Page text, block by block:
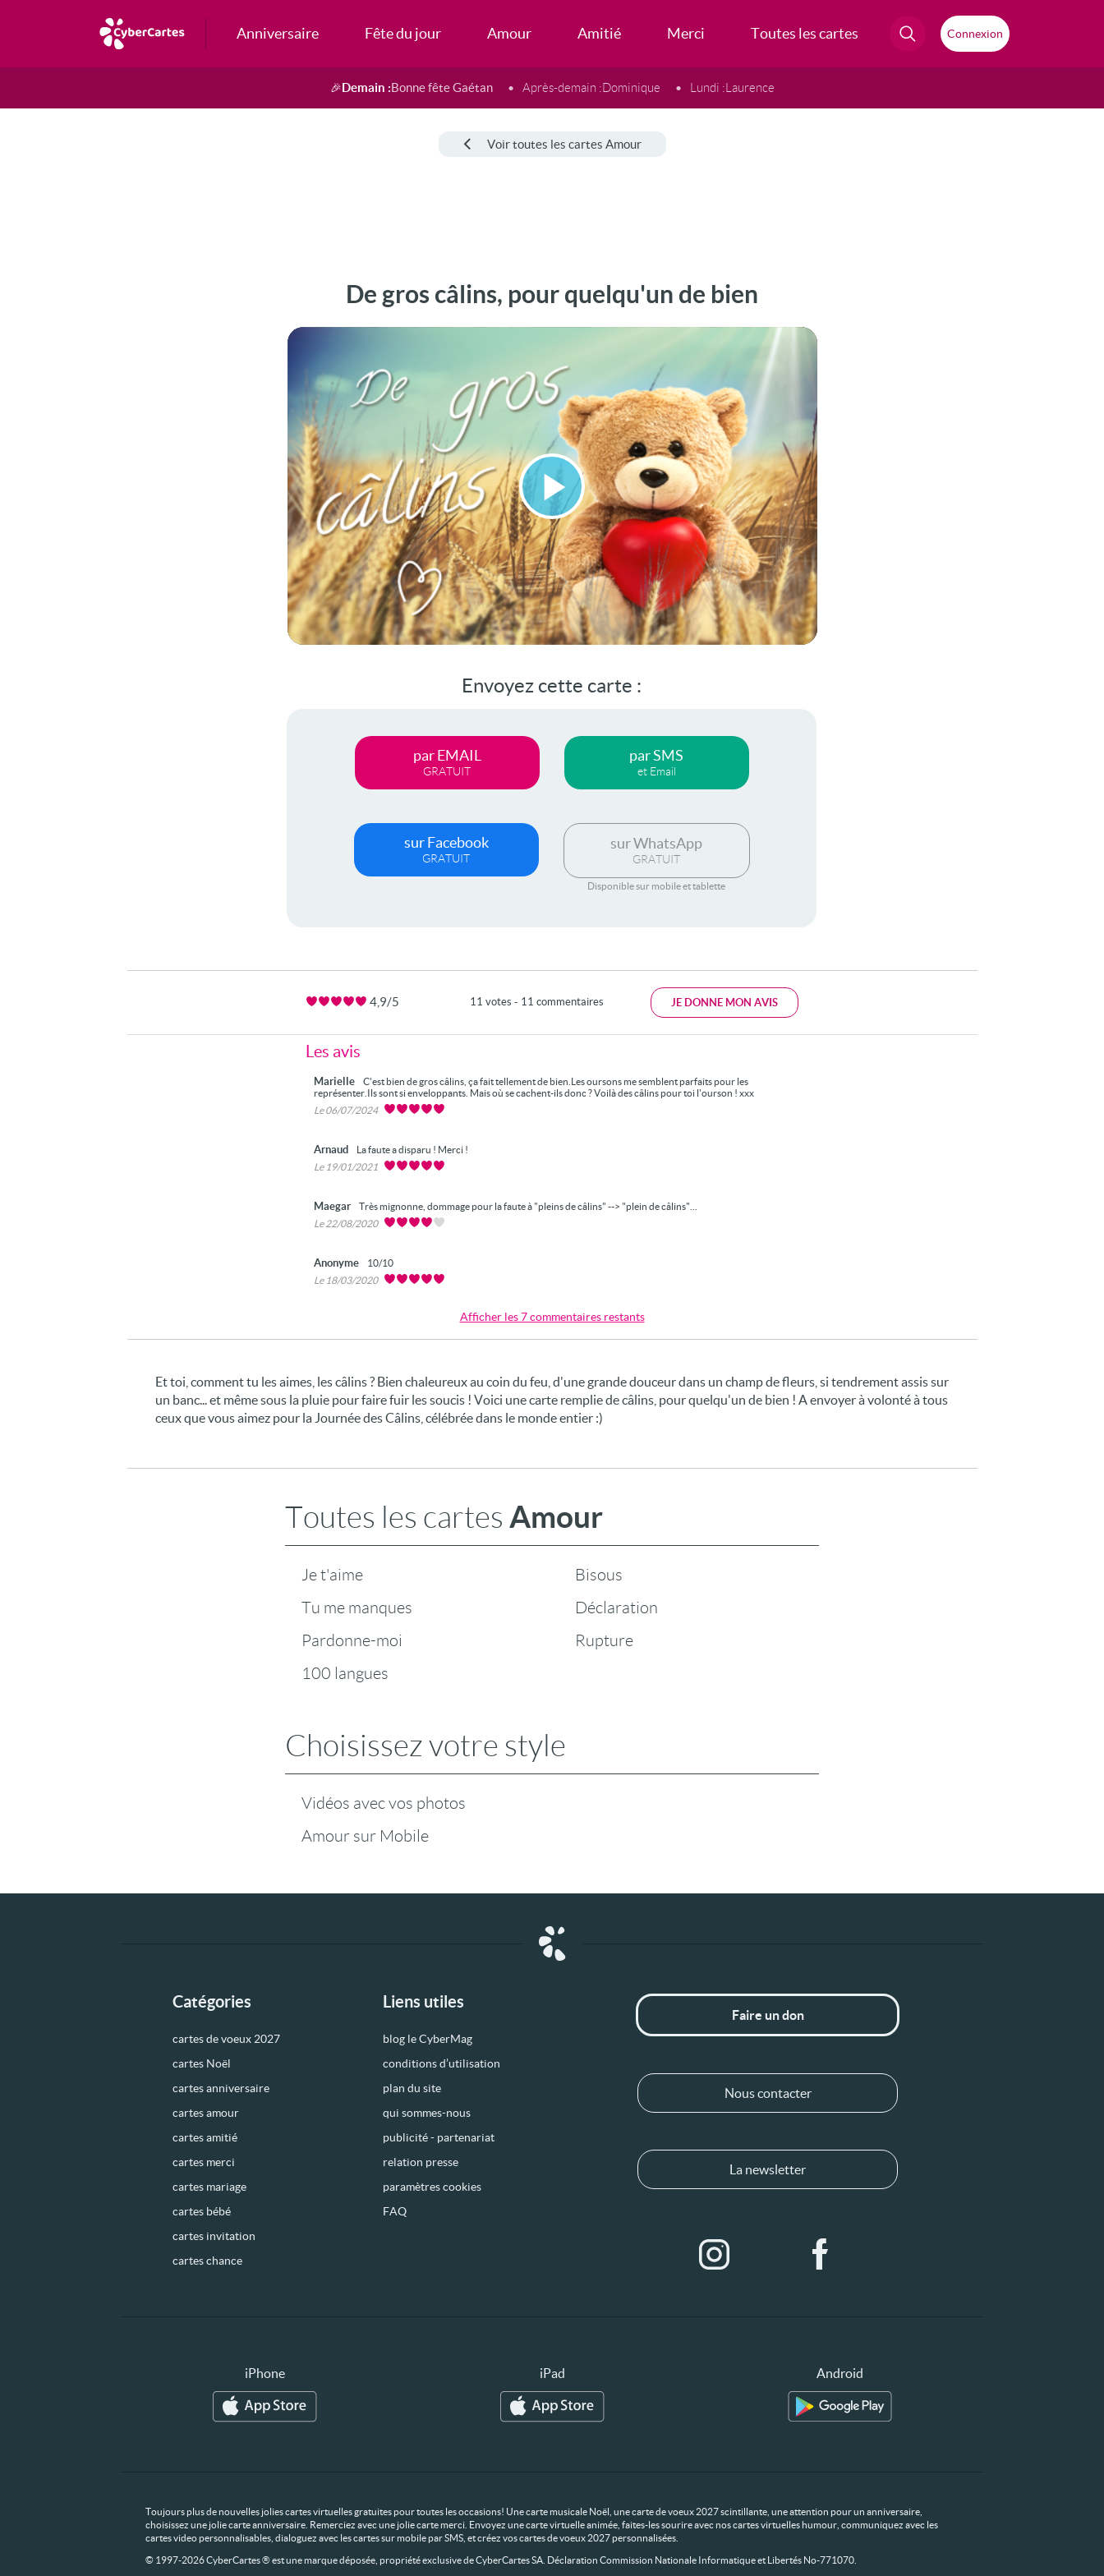
Anniversaire Fête du jour Amour Amitié Merci Toutes les cartes Connexion
🎉Demain :Bonne fête Gaétan Après-demain :Dominique Lundi :Laurence
Voir toutes les cartes Amour
De gros câlins, pour quelqu'un de bien
Lire
la
vidéo
Envoyez cette carte :
par EMAIL
GRATUIT
par SMS
et Email
sur Facebook
GRATUIT
sur WhatsApp
GRATUIT
Disponible sur mobile et tablette
4,9/5 11 votes - 11 commentaires JE DONNE MON AVIS
Les avis
Marielle
C'est bien de gros câlins, ça fait tellement de bien.Les oursons me semblent parfaits pour les
représenter.Ils sont si enveloppants. Mais où se cachent-ils donc ? Voilà des câlins pour toi l'ourson ! xxx
Le 06/07/2024
Arnaud
La faute a disparu ! Merci !
Le 19/01/2021
Maegar
Très mignonne, dommage pour la faute à "pleins de câlins" --> "plein de câlins"...
Le 22/08/2020
Anonyme
10/10
Le 18/03/2020
Afficher les 7 commentaires restants
Et toi, comment tu les aimes, les câlins ? Bien chaleureux au coin du feu, d'une grande douceur dans un champ de fleurs, si tendrement assis sur
un banc... et même sous la pluie pour faire fuir les soucis ! Voici une carte remplie de câlins, pour quelqu'un de bien ! A envoyer à volonté à tous
ceux que vous aimez pour la Journée des Câlins, célébrée dans le monde entier :)
Toutes les cartes Amour
Je t'aime
Tu me manques
Pardonne-moi
100 langues
Bisous
Déclaration
Rupture
Choisissez votre style
Vidéos avec vos photos
Amour sur Mobile
Catégories
cartes de voeux 2027
cartes Noël
cartes anniversaire
cartes amour
cartes amitié
cartes merci
cartes mariage
cartes bébé
cartes invitation
cartes chance
Liens utiles
blog le CyberMag
conditions d’utilisation
plan du site
qui sommes-nous
publicité - partenariat
relation presse
paramètres cookies
FAQ
Faire un don
Nous contacter
La newsletter
iPhone iPad Android
Toujours plus de nouvelles jolies cartes virtuelles gratuites pour toutes les occasions! Une carte musicale Noël, une carte de voeux 2027 scintillante, une attention pour un anniversaire,
choisissez une jolie carte anniversaire. Remerciez avec une jolie carte merci. Envoyez une carte virtuelle animée, faites-les sourire avec nos cartes virtuelles humour, communiquez avec les
cartes video personnalisables, dialoguez avec les cartes sur mobile par SMS, et créez vos cartes de voeux 2027 personnalisées.
© 1997-2026 CyberCartes ® est une marque déposée, propriété exclusive de CyberCartes SA. Déclaration Commission Nationale Informatique et Libertés No-771070.